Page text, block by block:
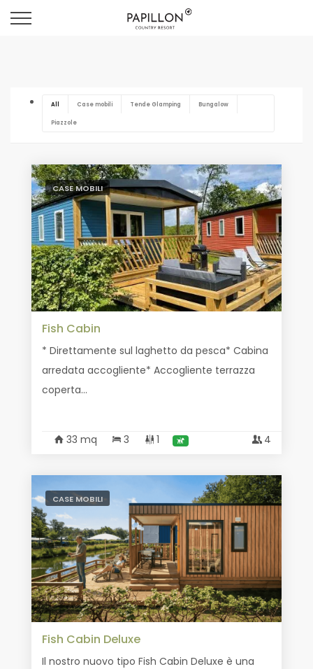
All Case mobili Tende Glamping Bungalow
Piazzole
CASE MOBILI
Fish Cabin
* Direttamente sul laghetto da pesca* Cabina
arredata accogliente* Accogliente terrazza
coperta...
33 mq 3 1 4
CASE MOBILI
Fish Cabin Deluxe
Il nostro nuovo tipo Fish Cabin Deluxe è una